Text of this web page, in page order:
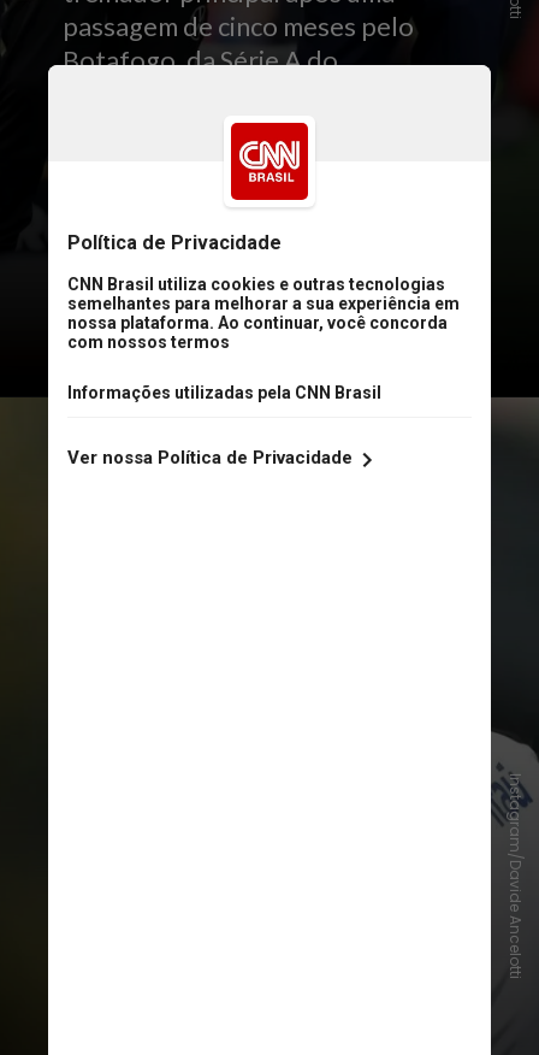
passagem de cinco meses pelo
Botafogo, da Série A do
Instagram/Davide Ancelotti